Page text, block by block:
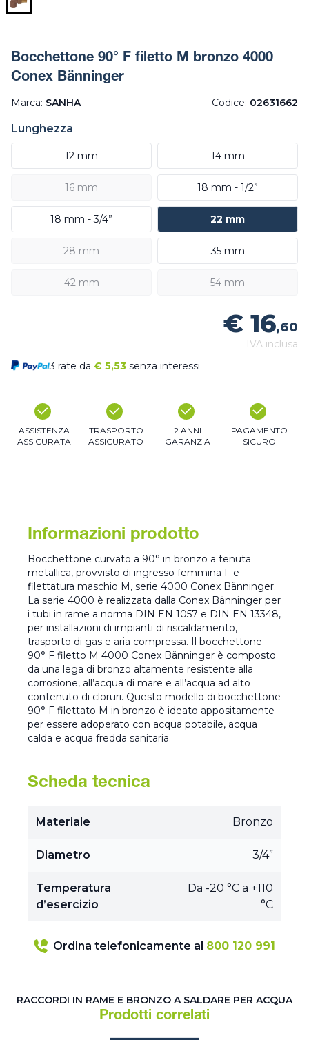
Bocchettone 90° F filetto M bronzo 4000
Conex Bänninger
Marca: SANHA Codice: 02631662
Lunghezza
12 mm 14 mm
16 mm 18 mm - 1/2”
18 mm - 3/4” 22 mm
28 mm 35 mm
42 mm 54 mm
€ 16,60
IVA inclusa
3 rate da € 5,53 senza interessi
ASSISTENZA
ASSICURATA
TRASPORTO
ASSICURATO
2 ANNI
GARANZIA
PAGAMENTO
SICURO
Informazioni prodotto
Bocchettone curvato a 90° in bronzo a tenuta
metallica, provvisto di ingresso femmina F e
filettatura maschio M, serie 4000 Conex Bänninger.
La serie 4000 è realizzata dalla Conex Bänninger per
i tubi in rame a norma DIN EN 1057 e DIN EN 13348,
per installazioni di impianti di riscaldamento,
trasporto di gas e aria compressa. Il bocchettone
90° F filetto M 4000 Conex Bänninger è composto
da una lega di bronzo altamente resistente alla
corrosione, all’acqua di mare e all’acqua ad alto
contenuto di cloruri. Questo modello di bocchettone
90° F filettato M in bronzo è ideato appositamente
per essere adoperato con acqua potabile, acqua
calda e acqua fredda sanitaria.
Scheda tecnica
Materiale Bronzo
Diametro 3/4”
Temperatura
d’esercizio
Da -20 °C a +110
°C
Ordina telefonicamente al 800 120 991
RACCORDI IN RAME E BRONZO A SALDARE PER ACQUA
Prodotti correlati